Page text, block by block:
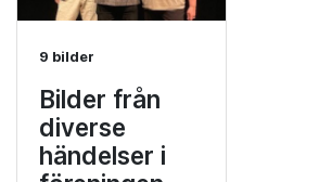
9 bilder
Bilder från
diverse
händelser i